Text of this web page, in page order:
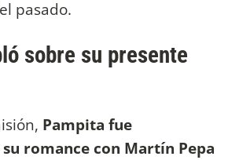
pasado.
sobre su presente
Pampita fue
romance con Martín Pepa